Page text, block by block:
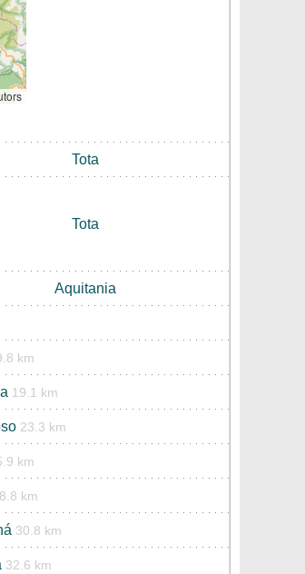
Tota
Tota
Aquitania
km
19.1 km
23.3 km
km
km
30.8 km
32.6 km